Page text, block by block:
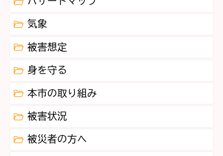
気象
被害想定
身を守る
本市の取り組み
被害状況
被災者の方へ